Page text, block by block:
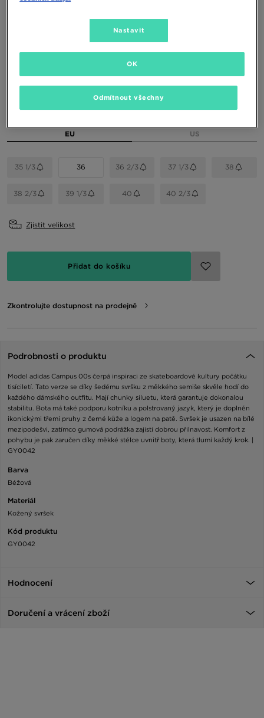
(Nejnižší cena za posledních 30 dní)
Dostupné Barvy
Vyberte velikost
EU US
35 1/3 36 36 2/3 37 1/3 38
38 2/3 39 1/3 40 40 2/3
Zjistit velikost
Přidat do košíku
Zkontrolujte dostupnost na prodejně
Podrobnosti o produktu
Model adidas Campus 00s čerpá inspiraci ze skateboardové kultury počátku
tisíciletí. Tato verze se díky šedému svršku z měkkého semiše skvěle hodí do
každého dámského outfitu. Mají chunky siluetu, která garantuje dokonalou
stabilitu. Bota má také podporu kotníku a polstrovaný jazyk, který je doplněn
ikonickými třemi pruhy z černé kůže a logem na patě. Svršek je usazen na bílé
mezipodešvi, zatímco gumová podrážka zajistí dobrou přilnavost. Komfort z
pohybu je pak zaručen díky měkké stélce uvnitř boty, která tlumí každý krok. |
GY0042
Barva
Béžová
Materiál
Kožený svršek
Kód produktu
GY0042
Hodnocení
Doručení a vrácení zboží
Nastavit
Odmítnout všechny
OK